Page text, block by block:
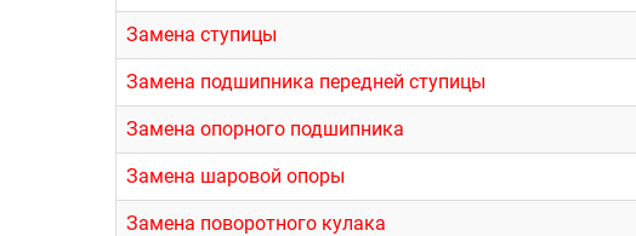
Замена ступицы
Замена подшипника передней ступицы
Замена опорного подшипника
Замена шаровой опоры
Замена поворотного кулака